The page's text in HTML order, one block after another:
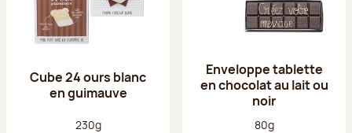
Cube 24 ours blanc
en guimauve
Poids net :
230g
Enveloppe tablette
en chocolat au lait ou
noir
Poids net :
80g